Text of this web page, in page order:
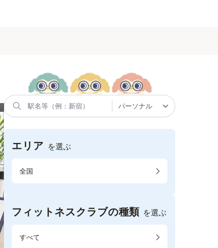
エリア を選ぶ
全国
フィットネスクラブの種類 を選ぶ
すべて